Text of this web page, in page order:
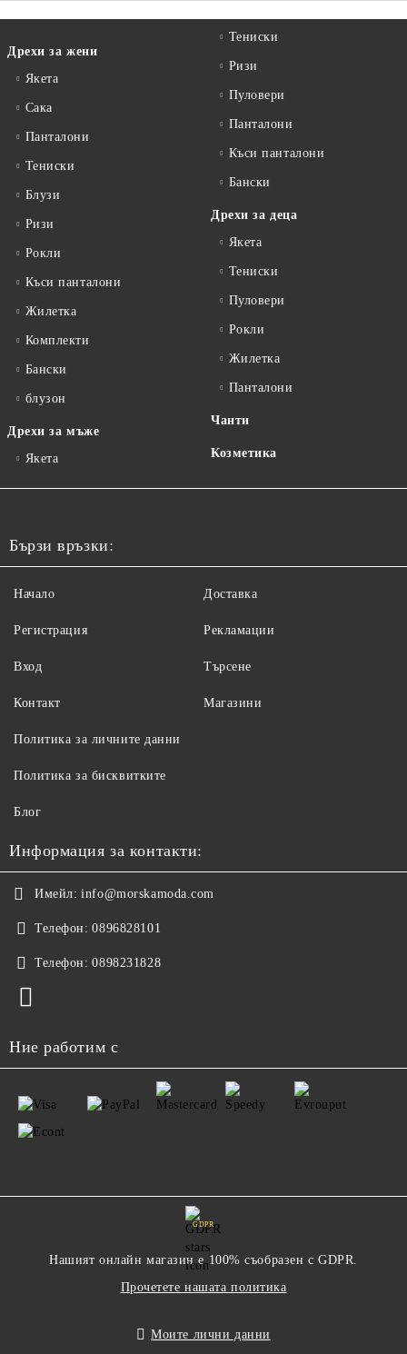
Дрехи за жени
Якета
Сакa
Панталони
Тениски
Блузи
Ризи
Рокли
Къси панталони
Жилетка
Комплекти
Бански
блузон
Дрехи за мъже
Якета
Тениски
Ризи
Пуловери
Панталони
Къси панталони
Бански
Дрехи за деца
Якета
Тениски
Пуловери
Рокли
Жилетка
Панталони
Чанти
Козметика
Бързи връзки:
Начало
Регистрация
Вход
Контакт
Доставка
Рекламации
Търсене
Магазини
Политика за личните данни
Политика за бисквитките
Блог
Информация за контакти:
Имейл: info@morskamoda.com
Телефон: 0896828101
Телефон: 0898231828
Ние работим с
GDPR
Нашият онлайн магазин е 100% съобразен с GDPR.
Прочетете нашата политика
Моите лични данни